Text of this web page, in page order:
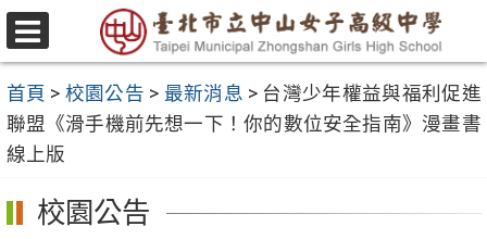
跳
至
要
內
容
區
選
單
首頁 > 校園公告 > 最新消息 > 台灣少年權益與福利促進
聯盟《滑手機前先想一下！你的數位安全指南》漫畫書
線上版
校園公告